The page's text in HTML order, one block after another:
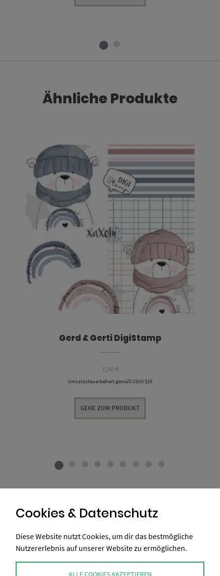
Ähnliche Produkte
Gerd & Gerti DigiStamp
7,90 €
Umsatzsteuerbefreit gemäß UStG §19
GEHE ZUM PRODUKT
Cookies & Datenschutz
Diese Website nutzt Cookies, um dir das bestmögliche
Nutzererlebnis auf unserer Website zu ermöglichen.
ALLE COOKIES AKZEPTIEREN